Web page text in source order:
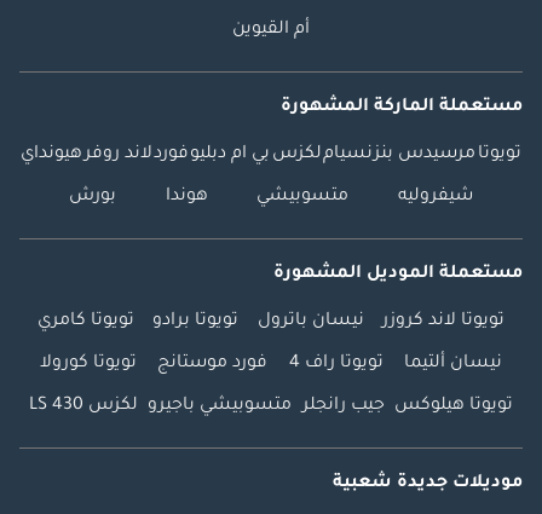
أم القيوين
مستعملة الماركة المشهورة
تويوتا مرسيدس بنزنسياملكزس بي ام دبليوفوردلاند روفرهيونداي
شيفروليه متسوبيشي هوندا بورش
مستعملة الموديل المشهورة
تويوتا لاند كروزر نيسان باترول تويوتا برادو تويوتا كامري
نيسان ألتيما تويوتا راف 4 فورد موستانج تويوتا كورولا
تويوتا هيلوكس جيب رانجلر متسوبيشي باجيرو لكزس LS 430
موديلات جديدة شعبية